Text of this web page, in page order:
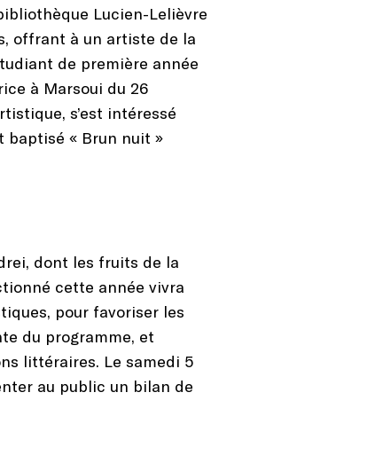
Lucien-Lelièvre
offrant à un artiste de la
de première année
à Marsoui du 26
s’est intéressé
baptisé « Brun nuit »
dont les fruits de la
cette année vivra
pour favoriser les
du programme, et
littéraires. Le samedi 5
au public un bilan de